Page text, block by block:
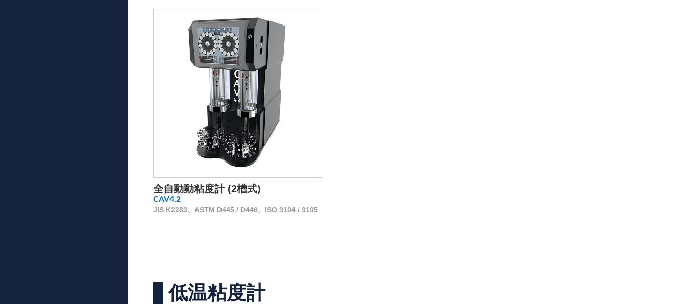
全自動動粘度計 (2槽式)
CAV4.2
JIS K2283、ASTM D445 / D446、ISO 3104 / 3105
低温粘度計